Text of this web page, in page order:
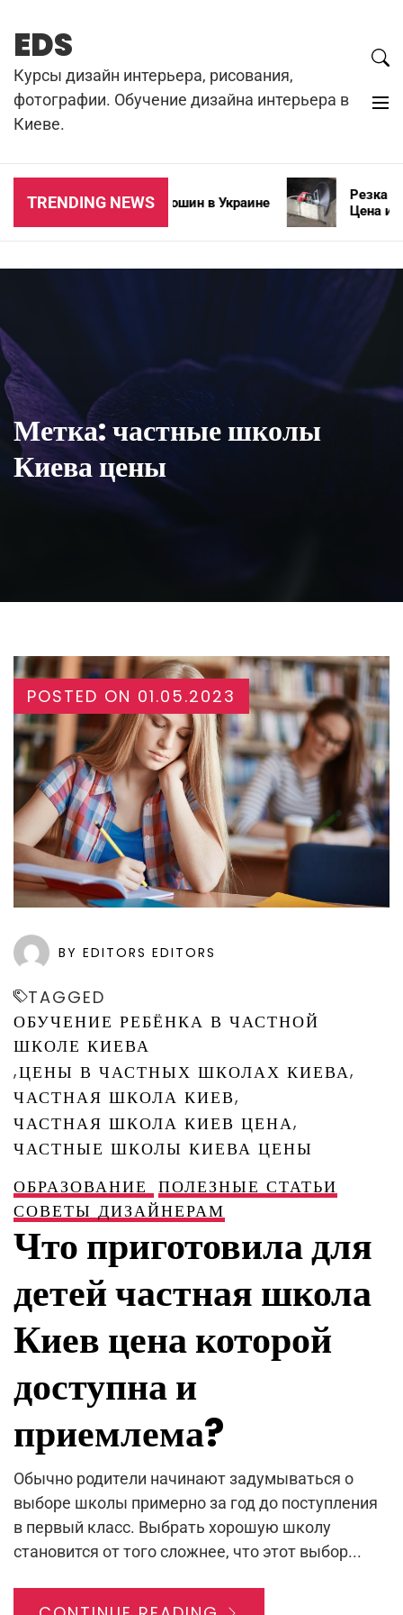
content
EDS
Курсы дизайн интерьера, рисования,
фотографии. Обучение дизайна интерьера в
Киеве.
TRENDING NEWS
Типы зимних автошин в Украине
Резка
Цена и
Метка:частные школы
Киева цены
POSTED ON 01.05.2023
BY EDITORS EDITORS
TAGGED
ОБУЧЕНИЕ РЕБЁНКА В ЧАСТНОЙ
ШКОЛЕ КИЕВА
,ЦЕНЫ В ЧАСТНЫХ ШКОЛАХ КИЕВА,
ЧАСТНАЯ ШКОЛА КИЕВ,
ЧАСТНАЯ ШКОЛА КИЕВ ЦЕНА,
ЧАСТНЫЕ ШКОЛЫ КИЕВА ЦЕНЫ
ОБРАЗОВАНИЕ ПОЛЕЗНЫЕ СТАТЬИ
СОВЕТЫ ДИЗАЙНЕРАМ
Что приготовила для
детей частная школа
Киев цена которой
доступна и
приемлема?
Обычно родители начинают задумываться о
выборе школы примерно за год до поступления
в первый класс. Выбрать хорошую школу
становится от того сложнее, что этот выбор...